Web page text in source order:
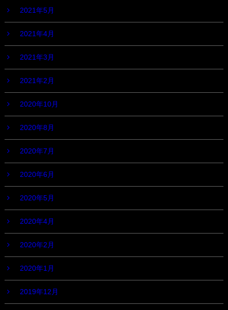
2021年5月
2021年4月
2021年3月
2021年2月
2020年10月
2020年8月
2020年7月
2020年6月
2020年5月
2020年4月
2020年2月
2020年1月
2019年12月